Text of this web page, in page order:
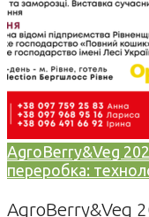
AgroBerry&Veg
переробка:
AgroBerry&Veg